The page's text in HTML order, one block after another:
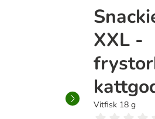
XXL -
Vitfisk 18 g